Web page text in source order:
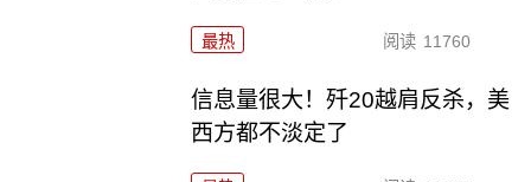
最热 阅读 11760
信息量很大！歼20越肩反杀，美
西方都不淡定了